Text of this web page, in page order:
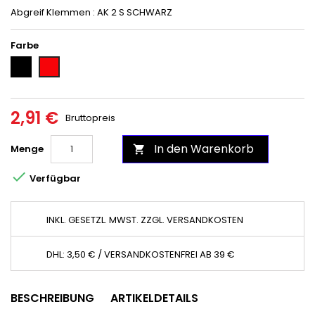
Abgreif Klemmen : AK 2 S SCHWARZ
Farbe
2,91 € Bruttopreis
Menge  In den Warenkorb
 Verfügbar
INKL. GESETZL. MWST. ZZGL. VERSANDKOSTEN
DHL: 3,50 € / VERSANDKOSTENFREI AB 39 €
BESCHREIBUNG ARTIKELDETAILS